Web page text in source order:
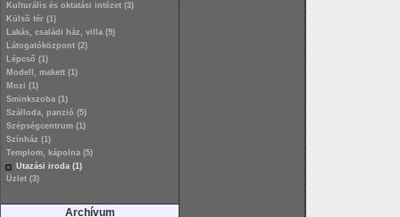
Kulturális és oktatási intézet (3)
Külsõ tér (1)
Lakás, családi ház, villa (9)
Látogatóközpont (2)
Lépcső (1)
Modell, makett (1)
Mozi (1)
Sminkszoba (1)
Szálloda, panzió (5)
Szépségcentrum (1)
Színház (1)
Templom, kápolna (5)
Utazási iroda (1)
Üzlet (3)
Archívum